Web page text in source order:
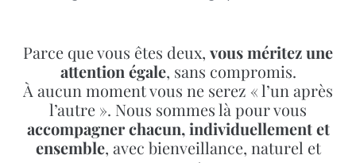
Parce que vous êtes deux, vous méritez une
attention égale, sans compromis.
À aucun moment vous ne serez « l’un après
l’autre ». Nous sommes là pour vous
accompagner chacun, individuellement et
ensemble, avec bienveillance, naturel et